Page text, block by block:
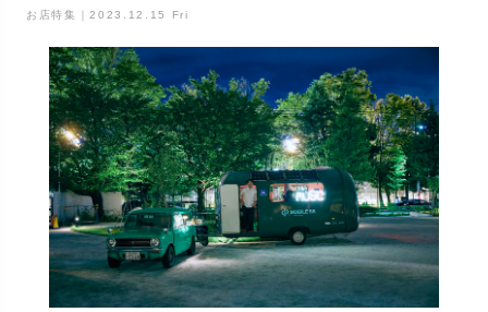
お店特集｜2023.12.15 Fri